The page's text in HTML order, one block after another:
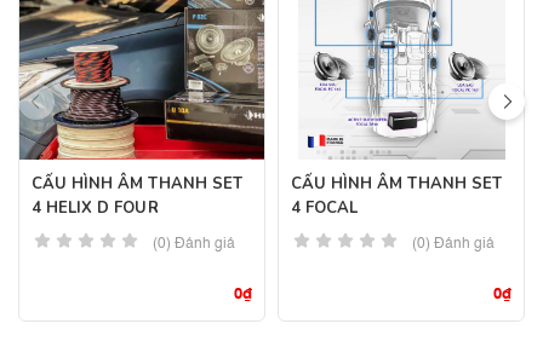
CẤU HÌNH ÂM THANH SET
4 HELIX D FOUR
(0) Đánh giá
0₫
CẤU HÌNH ÂM THANH SET
4 FOCAL
(0) Đánh giá
0₫